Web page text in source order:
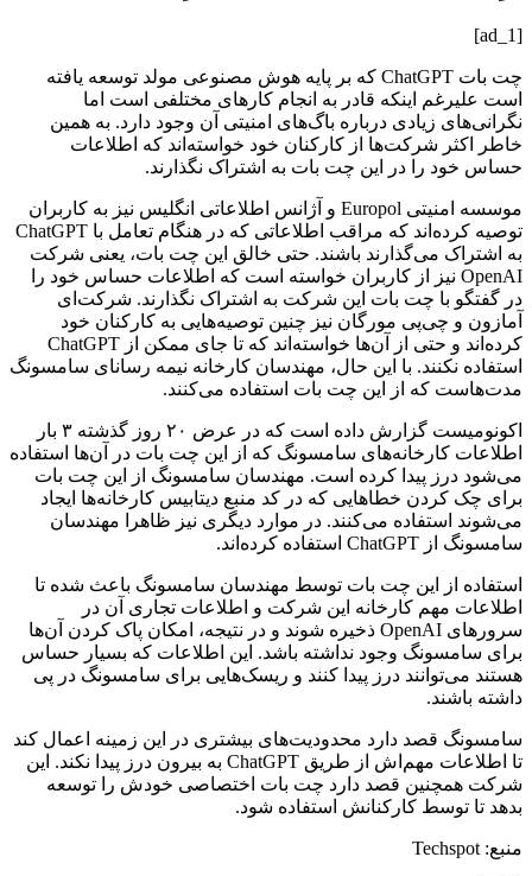
[ad_1]
چت بات ChatGPT که بر پایه هوش مصنوعی مولد توسعه یافته
است علیرغم اینکه قادر به انجام کارهای مختلفی است اما
نگرانی‌های زیادی درباره باگ‌های امنیتی آن وجود دارد. به همین
خاطر اکثر شرکت‌ها از کارکنان خود خواسته‌اند که اطلاعات
حساس خود را در این چت بات به اشتراک نگذارند.
موسسه امنیتی Europol و آژانس اطلاعاتی انگلیس نیز به کاربران
توصیه کرده‌اند که مراقب اطلاعاتی که در هنگام تعامل با ChatGPT
به اشتراک می‌گذارند باشند. حتی خالق این چت بات، یعنی شرکت
OpenAI نیز از کاربران خواسته است که اطلاعات حساس خود را
در گفتگو با چت بات این شرکت به اشتراک نگذارند. شرکت‌ای
آمازون و چی‌پی مورگان نیز چنین توصیه‌هایی به کارکنان خود
کر‌ده‌اند و حتی از آن‌ها خواسته‌اند که تا جای ممکن از ChatGPT
استفاده نکنند. با این حال، مهندسان کارخانه نیمه رسانای سامسونگ
مدت‌هاست که از این چت بات استفاده می‌کنند.
اکونومیست گزارش داده است که در عرض ۲۰ روز گذشته ۳ بار
اطلاعات کارخانه‌های سامسونگ که از این چت بات در آن‌ها استفاده
می‌شود درز پیدا کرده است. مهندسان سامسونگ از این چت بات
برای چک کردن خطاهایی که در کد منبع دیتابیس کارخانه‌ها ایجاد
می‌شوند استفاده می‌کنند. در موارد دیگری نیز ظاهرا مهندسان
سامسونگ از ChatGPT استفاده کرد‌ه‌اند.
استفاده از این چت بات توسط مهندسان سامسونگ باعث شده تا
اطلاعات مهم کارخانه این شرکت و اطلاعات تجاری آن در
سرورهای OpenAI ذخیره شوند و در نتیجه، امکان پاک کردن آن‌ها
برای سامسونگ وجود نداشته باشد. این اطلاعات که بسیار حساس
هستند می‌توانند درز پیدا کنند و ریسک‌هایی برای سامسونگ در پی
داشته باشند.
سامسونگ قصد دارد محدودیت‌های بیشتری در این زمینه اعمال کند
تا اطلاعات مهم‌اش از طریق ChatGPT به بیرون درز پیدا نکند. این
شرکت همچنین قصد دارد چت بات اختصاصی خودش را توسعه
بدهد تا توسط کارکنانش استفاده شود.
منبع: Techspot